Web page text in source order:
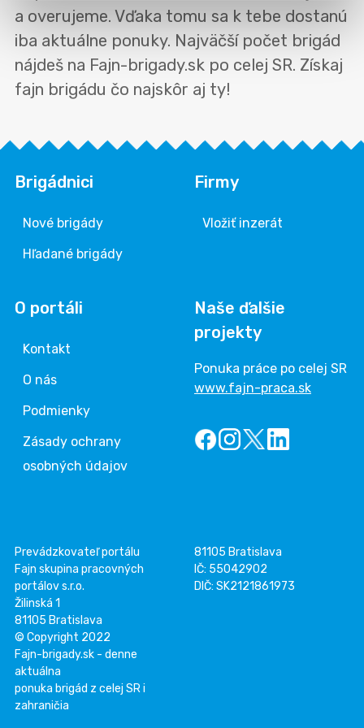
a overujeme. Vďaka tomu sa k tebe dostanú
iba aktuálne ponuky. Najväčší počet brigád
nájdeš na Fajn-brigady.sk po celej SR. Získaj
fajn brigádu čo najskôr aj ty!
Brigádnici
Nové brigády
Hľadané brigády
Firmy
Vložiť inzerát
O portáli
Kontakt
O nás
Podmienky
Zásady ochrany
osobných údajov
Naše ďalšie
projekty
Ponuka práce po celej SR
www.fajn-praca.sk
Prevádzkovateľ portálu
Fajn skupina pracovných
portálov s.r.o.
Žilinská 1
81105 Bratislava
81105 Bratislava
IČ: 55042902
DIČ: SK2121861973
© Copyright 2022
Fajn-brigady.sk - denne
aktuálna
ponuka brigád z celej SR i
zahraničia